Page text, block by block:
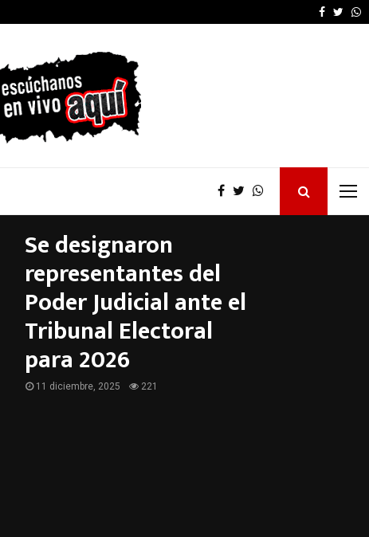
Senado: por presión
Se designaron
representantes del
Poder Judicial ante el
Tribunal Electoral
para 2026
11 diciembre, 2025 221